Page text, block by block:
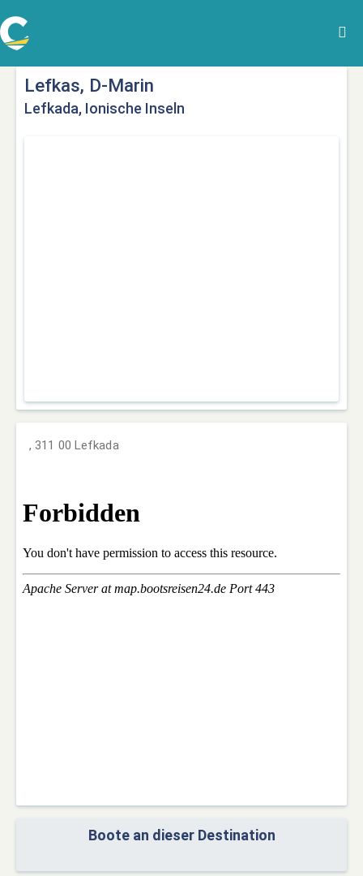
Lefkas, D-Marin
Lefkada, Ionische Inseln
, 311 00 Lefkada
Boote an dieser Destination